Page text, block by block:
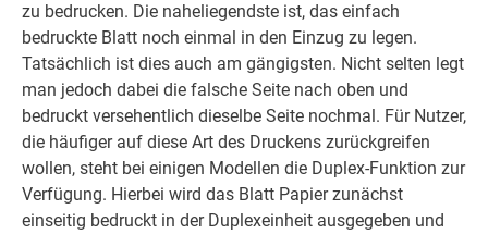
zu bedrucken. Die naheliegendste ist, das einfach
bedruckte Blatt noch einmal in den Einzug zu legen.
Tatsächlich ist dies auch am gängigsten. Nicht selten legt
man jedoch dabei die falsche Seite nach oben und
bedruckt versehentlich dieselbe Seite nochmal. Für Nutzer,
die häufiger auf diese Art des Druckens zurückgreifen
wollen, steht bei einigen Modellen die Duplex-Funktion zur
Verfügung. Hierbei wird das Blatt Papier zunächst
einseitig bedruckt in der Duplexeinheit ausgegeben und